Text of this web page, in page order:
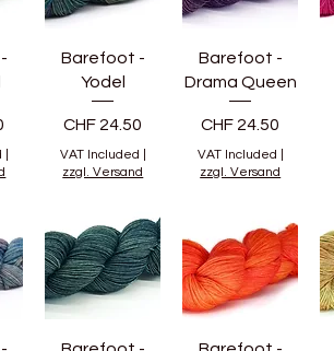
Barefoot -
Yodel
Price
CHF 24.50
VAT Included
zzgl. Versand
Barefoot -
Drama Queen
Price
CHF 24.50
VAT Included
zzgl. Versand